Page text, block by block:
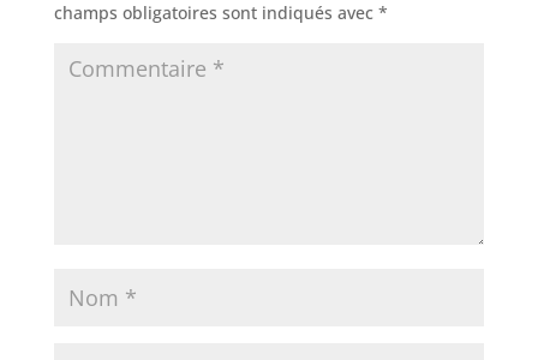
champs obligatoires sont indiqués avec *